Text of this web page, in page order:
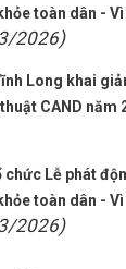
toàn dân -
2026)
Long khai
CAND năm
chức Lễ phát
toàn dân -
2026)